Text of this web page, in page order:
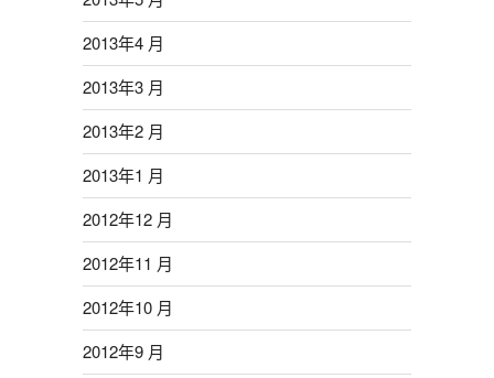
2013年4 月
2013年3 月
2013年2 月
2013年1 月
2012年12 月
2012年11 月
2012年10 月
2012年9 月